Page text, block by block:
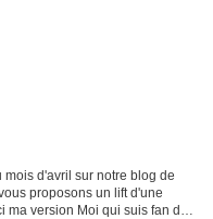
d'avril sur notre blog de
proposons un lift d'une
version Moi qui suis fan du